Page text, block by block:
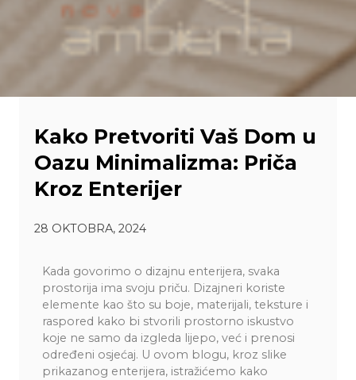
Kako Pretvoriti Vaš Dom u
Oazu Minimalizma: Priča
Kroz Enterijer
28 OKTOBRA, 2024
Kada govorimo o dizajnu enterijera, svaka
prostorija ima svoju priču. Dizajneri koriste
elemente kao što su boje, materijali, teksture i
raspored kako bi stvorili prostorno iskustvo
koje ne samo da izgleda lijepo, već i prenosi
određeni osjećaj. U ovom blogu, kroz slike
prikazanog enterijera, istražićemo kako